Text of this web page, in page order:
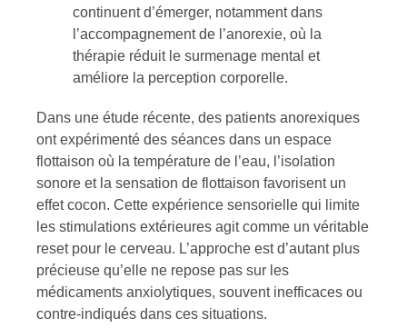
continuent d’émerger, notamment dans
l’accompagnement de l’anorexie, où la
thérapie réduit le surmenage mental et
améliore la perception corporelle.
Dans une étude récente, des patients anorexiques
ont expérimenté des séances dans un espace
flottaison où la température de l’eau, l’isolation
sonore et la sensation de flottaison favorisent un
effet cocon. Cette expérience sensorielle qui limite
les stimulations extérieures agit comme un véritable
reset pour le cerveau. L’approche est d’autant plus
précieuse qu’elle ne repose pas sur les
médicaments anxiolytiques, souvent inefficaces ou
contre-indiqués dans ces situations.